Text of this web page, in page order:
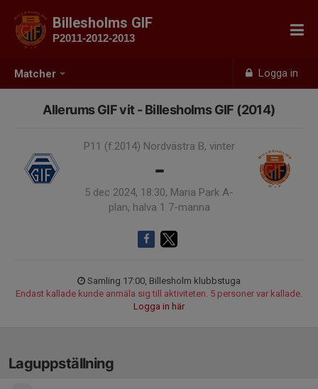
Matcher Logga in
Billesholms GIF
P2011-2012-2013
Allerums GIF vit - Billesholms GIF (2014)
P11 (f.2014) Nordvästra B, vinter
-
5 dec 2024, 18:30, Maria Park A-
plan, halva 1 7-manna
Samling 17:00, Billesholm klubbstuga
Endast kallade kunde anmäla sig till aktiviteten. 5 personer var kallade.
Logga in här
Laguppställning